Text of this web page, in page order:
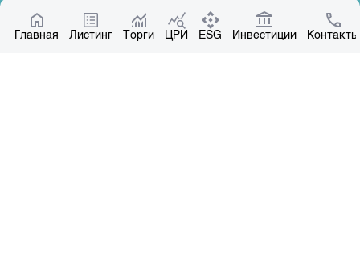
Главная Листинг Торги ЦРИ ESG Инвестиции Контакты
Котировки по ЦБ
Центр раскрытия информации